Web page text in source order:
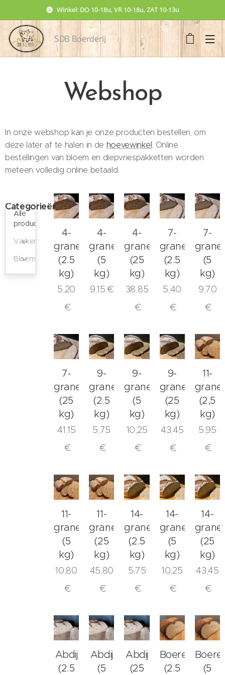
Winkel: DO 10-18u, VR 10-18u, ZAT 10-13u
SDB Boerderij
Webshop
In onze webshop kan je onze producten bestellen, om
deze later af te halen in de hoevewinkel. Online
bestellingen van bloem en diepvriespakketten worden
meteen volledig online betaald.
Categorieën
Alle
producten
Varkensvlees
Bloem
4-
granenmeel
(2.5
kg)
5,20
€
4-
granenmeel
(5
kg)
9,15€
4-
granenmeel
(25
kg)
38,85
€
7-
granenmeel
(2.5
kg)
5,40
€
7-
(5
kg)
9,70
€
7-
granenmeel
(25
kg)
41,15
€
9-
granen
(2.5
kg)
5,75
€
9-
granen
(5
kg)
10,25
€
9-
granen
(25
kg)
43,45
€
11-
(2,5
kg)
5,95
€
11-
granenmeel
(5
kg)
10,80
€
11-
granenmeel
(25
kg)
45,80
€
14-
granen
(2.5
kg)
5,75
€
14-
granen
(5
kg)
10,25
€
14-
(25
kg)
43,45
€
Abdij
(2.5
Abdij
(5
Abdij
(25
Boerengrijs
(2.5
(5